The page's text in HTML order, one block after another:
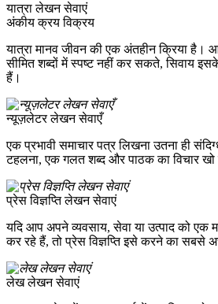
यात्रा लेखन सेवाएं
अंकीय क्रय विक्रय
यात्रा मानव जीवन की एक अंतहीन क्रिया है।
सीमित शब्दों में स्पष्ट नहीं कर सकते, सिवाय
हैं।
न्यूज़लेटर लेखन सेवाएँ
एक प्रभावी समाचार पत्र लिखना उतना ही
टहलना, एक गलत शब्द और पाठक का विचार खो
प्रेस विज्ञप्ति लेखन सेवाएं
यदि आप अपने व्यवसाय, सेवा या उत्पाद को एक
कर रहे हैं, तो प्रेस विज्ञप्ति इसे करने का सबसे
लेख लेखन सेवाएं